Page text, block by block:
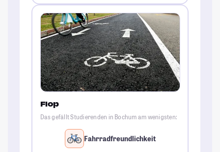
Flop
Das gefällt Studierenden in Bochum am wenigsten:
Fahrradfreundlichkeit